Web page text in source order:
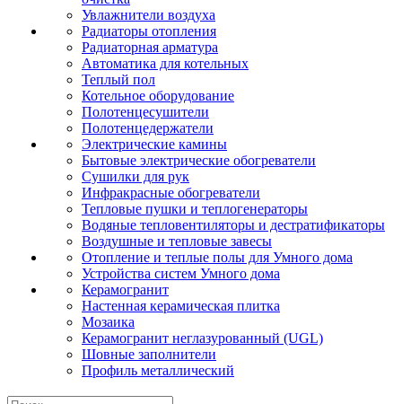
Увлажнители воздуха
Радиаторы отопления
Радиаторная арматура
Автоматика для котельных
Теплый пол
Котельное оборудование
Полотенцесушители
Полотенцедержатели
Электрические камины
Бытовые электрические обогреватели
Сушилки для рук
Инфракрасные обогреватели
Тепловые пушки и теплогенераторы
Водяные тепловентиляторы и дестратификаторы
Воздушные и тепловые завесы
Отопление и теплые полы для Умного дома
Устройства систем Умного дома
Керамогранит
Настенная керамическая плитка
Мозаика
Керамогранит неглазурованный (UGL)
Шовные заполнители
Профиль металлический